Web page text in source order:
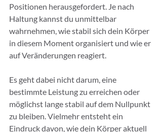
Positionen herausgefordert. Je nach
Haltung kannst du unmittelbar
wahrnehmen, wie stabil sich dein Körper
in diesem Moment organisiert und wie er
auf Veränderungen reagiert.
Es geht dabei nicht darum, eine
bestimmte Leistung zu erreichen oder
möglichst lange stabil auf dem Nullpunkt
zu bleiben. Vielmehr entsteht ein
Eindruck davon, wie dein Körper aktuell